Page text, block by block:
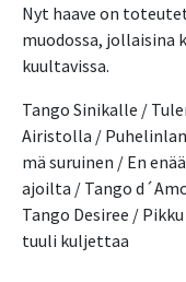
Nyt haave on
muodossa, jollaisina
kuultavissa.
Tango Sinikalle /
Airistolla /
mä suruinen / En
ajoilta / Tango
Tango Desiree /
tuuli kuljettaa